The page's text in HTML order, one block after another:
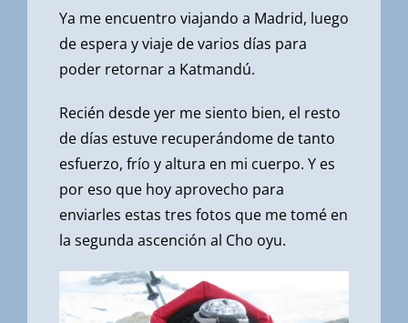
Ya me encuentro viajando a Madrid, luego
de espera y viaje de varios días para
poder retornar a Katmandú.
Recién desde yer me siento bien, el resto
de días estuve recuperándome de tanto
esfuerzo, frío y altura en mi cuerpo. Y es
por eso que hoy aprovecho para
enviarles estas tres fotos que me tomé en
la segunda ascención al Cho oyu.